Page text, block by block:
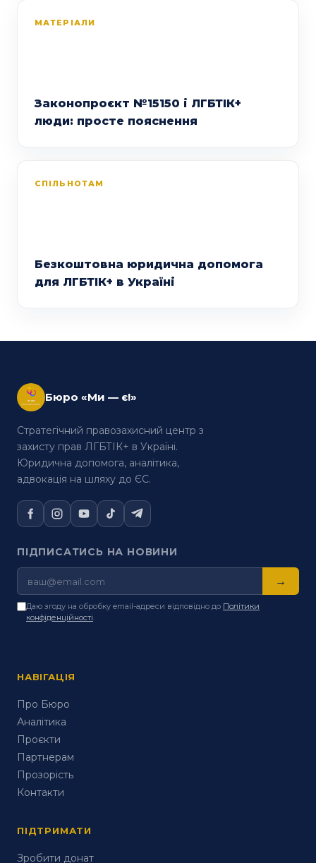
МАТЕРІАЛИ
Законопроєкт №15150 і ЛГБТІК+
люди: просте пояснення
СПІЛЬНОТАМ
Безкоштовна юридична допомога
для ЛГБТІК+ в Україні
Бюро «Ми — є!»
Стратегічний правозахисний центр з
захисту прав ЛГБТІК+ в Україні.
Юридична допомога, аналітика,
адвокація на шляху до ЄС.
ПІДПИСАТИСЬ НА НОВИНИ
→
Даю згоду на обробку email-адреси відповідно до Політики
конфіденційності.
НАВІГАЦІЯ
Про Бюро
Аналітика
Проєкти
Партнерам
Прозорість
Контакти
ПІДТРИМАТИ
Зробити донат